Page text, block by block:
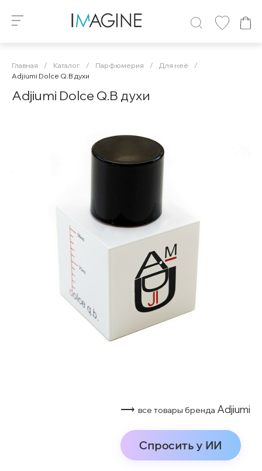
Главная / Каталог / Парфюмерия / Для неё
/
Adjiumi Dolce Q.B духи
Adjiumi Dolce Q.B духи
⟶ все товары бренда Adjiumi
Спросить у ИИ